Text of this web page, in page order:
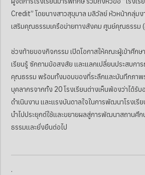
Credit” โดยนางสาวสุขุมาล มลิวัลย์ หัวหน้ากลุ่ม
เสริมคุณธรรมเครือข่ายทางสังคม ศูนย์คุณธรรม
ช่วงท้ายของกิจกรรม เปิดโอกาสให้คณะผู้เข้าศึกษ
เรียนรู้ ซักถามข้อสงสัย และแลกเปลี่ยนประสบกา
คุณธรรม พร้อมทั้งมอบของที่ระลึกและบันทึกภาพ
บุคลากรจากทั้ง 20 โรงเรียนต่างเห็นพ้องว่าได้รั
ดำเนินงาน และแรงบันดาลใจในการพัฒนาโรงเ
นำไปประยุกต์ใช้และขยายผลสู่การพัฒนาสถานศึก
ธรรมและยั่งยืนต่อไป
.